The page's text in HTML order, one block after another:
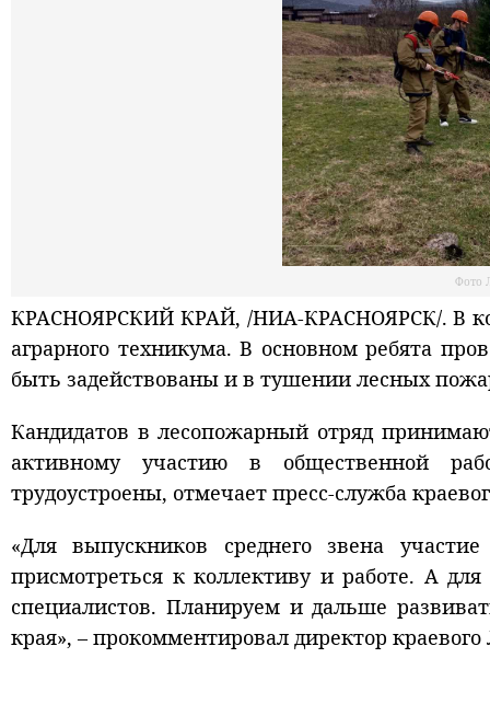
Фото
КРАСНОЯРСКИЙ КРАЙ, /НИА-КРАСНОЯРСК/. В
аграрного техникума. В основном ребята
быть задействованы и в тушении лесных
Кандидатов в лесопожарный отряд
активному участию в общественной
трудоустроены, отмечает пресс-служба
«Для выпускников среднего звена
присмотреться к коллективу и работе. А
специалистов. Планируем и дальше
края», – прокомментировал директор